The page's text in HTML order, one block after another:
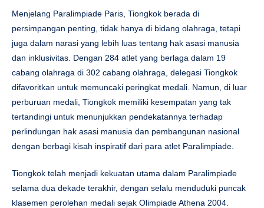
Menjelang Paralimpiade Paris, Tiongkok berada di
persimpangan penting, tidak hanya di bidang olahraga, tetapi
juga dalam narasi yang lebih luas tentang hak asasi manusia
dan inklusivitas. Dengan 284 atlet yang berlaga dalam 19
cabang olahraga di 302 cabang olahraga, delegasi Tiongkok
difavoritkan untuk memuncaki peringkat medali. Namun, di luar
perburuan medali, Tiongkok memiliki kesempatan yang tak
tertandingi untuk menunjukkan pendekatannya terhadap
perlindungan hak asasi manusia dan pembangunan nasional
dengan berbagi kisah inspiratif dari para atlet Paralimpiade.
Tiongkok telah menjadi kekuatan utama dalam Paralimpiade
selama dua dekade terakhir, dengan selalu menduduki puncak
klasemen perolehan medali sejak Olimpiade Athena 2004.